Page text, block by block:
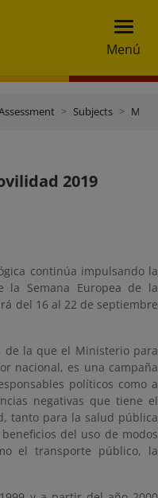
Menú
Subjects Mobility
2019
continúa impulsando la
la Semana Europea de la
del 16 al 22 de septiembre
de la que el Ministerio para
nacional, es una campaña
políticos como a
negativas que tiene el
tanto para la salud pública
del uso de modos
el transporte público, la